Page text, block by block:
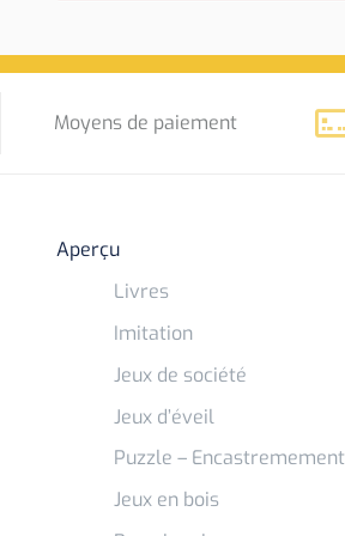
Moyens de paiement
Aperçu
Livres
Imitation
Jeux de société
Jeux d’éveil
Puzzle – Encastremement
Jeux en bois